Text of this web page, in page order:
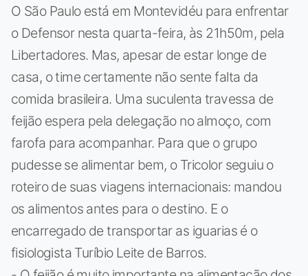
O São Paulo está em Montevidéu para enfrentar
o Defensor nesta quarta-feira, às 21h50m, pela
Libertadores. Mas, apesar de estar longe de
casa, o time certamente não sente falta da
comida brasileira. Uma suculenta travessa de
feijão espera pela delegação no almoço, com
farofa para acompanhar. Para que o grupo
pudesse se alimentar bem, o Tricolor seguiu o
roteiro de suas viagens internacionais: mandou
os alimentos antes para o destino. E o
encarregado de transportar as iguarias é o
fisiologista Turíbio Leite de Barros.